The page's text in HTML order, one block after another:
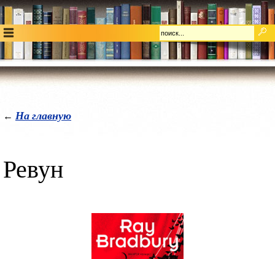
← На главную
Ревун